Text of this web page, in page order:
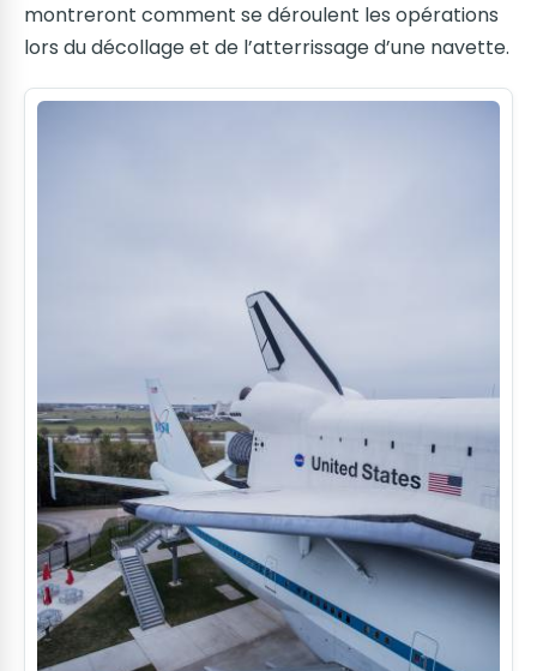
montreront comment se déroulent les opérations
lors du décollage et de l’atterrissage d’une navette.